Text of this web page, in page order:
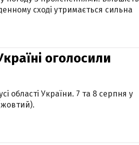
сході утримається сильна
оголосили
області України. 7 та 8 серпня у